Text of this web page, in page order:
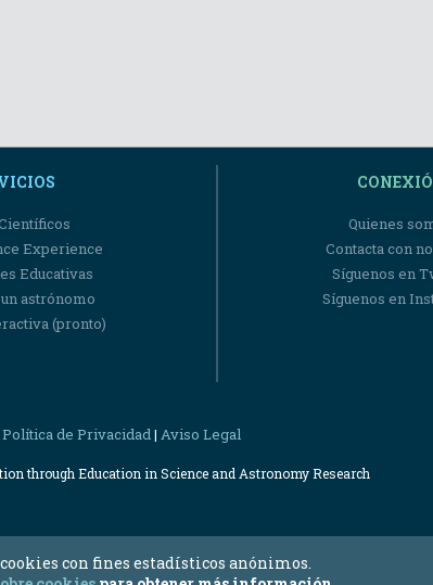
Experience
Educativas
astrónomo
(pronto)
Quienes
Contacta con
Síguenos en
Síguenos en
Política de Privacidad| Aviso Legal
through Education in Science and Astronomy Research
con fines estadísticos anónimos.